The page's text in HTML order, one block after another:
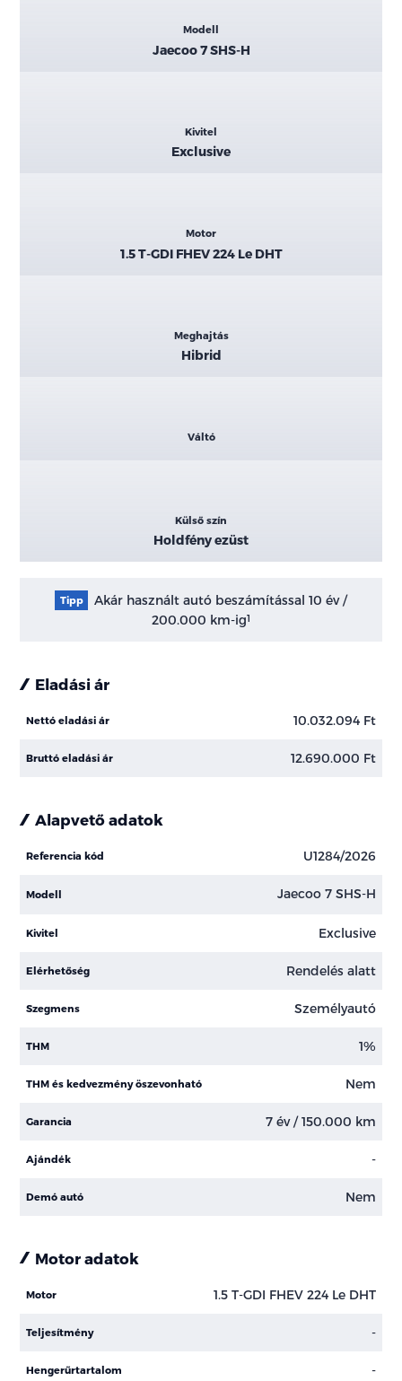
Modell
Jaecoo 7 SHS-H
Kivitel
Exclusive
Motor
1.5 T-GDI FHEV 224 Le DHT
Meghajtás
Hibrid
Váltó
Külső szín
Holdfény ezüst
Tipp
Akár használt autó beszámítással 10 év /
200.000 km-ig1
Eladási ár
Nettó eladási ár 10.032.094 Ft
Bruttó eladási ár 12.690.000 Ft
Alapvető adatok
Referencia kód U1284/2026
Modell Jaecoo 7 SHS-H
Kivitel Exclusive
Elérhetőség Rendelés alatt
Szegmens Személyautó
THM 1%
THM és kedvezmény öszevonható Nem
Garancia 7 év / 150.000 km
Ajándék -
Demó autó Nem
Motor adatok
Motor 1.5 T-GDI FHEV 224 Le DHT
Teljesítmény -
Hengerűrtartalom -